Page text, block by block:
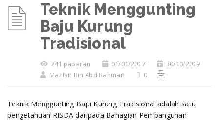
Teknik Menggunting
Baju Kurung
Tradisional
241 paparan 01/01/2017
30/10/2019
Mazlan Bin Abd Rahman
0
Teknik Menggunting Baju Kurung Tradisional adalah satu
pengetahuan RISDA daripada Bahagian Pembangunan